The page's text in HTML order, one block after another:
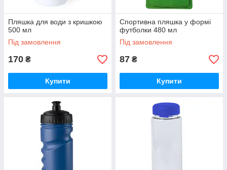
Пляшка для води з кришкою
500 мл
Під замовлення
170 ₴
Купити
Спортивна пляшка у формі
футболки 480 мл
Під замовлення
87 ₴
Купити